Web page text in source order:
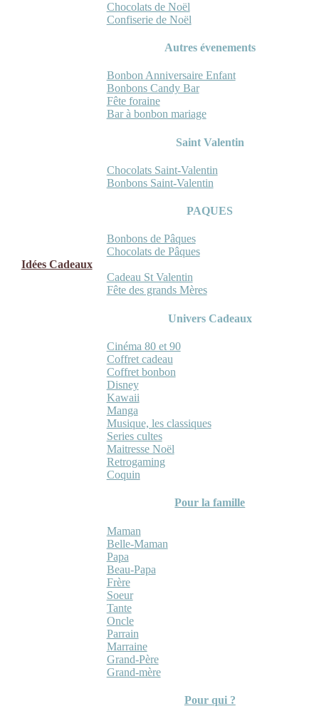
Chocolats de Noël
Confiserie de Noël
Autres évenements
Bonbon Anniversaire Enfant
Bonbons Candy Bar
Fête foraine
Bar à bonbon mariage
Saint Valentin
Chocolats Saint-Valentin
Bonbons Saint-Valentin
PAQUES
Bonbons de Pâques
Chocolats de Pâques
Idées Cadeaux
Cadeau St Valentin
Fête des grands Mères
Univers Cadeaux
Cinéma 80 et 90
Coffret cadeau
Coffret bonbon
Disney
Kawaii
Manga
Musique, les classiques
Series cultes
Maitresse Noël
Retrogaming
Coquin
Pour la famille
Maman
Belle-Maman
Papa
Beau-Papa
Frère
Soeur
Tante
Oncle
Parrain
Marraine
Grand-Père
Grand-mère
Pour qui ?